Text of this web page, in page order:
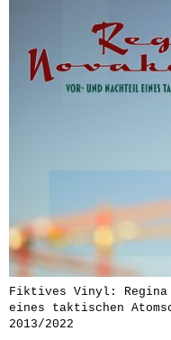
Fiktives Vinyl: Regina
eines taktischen
2013/2022